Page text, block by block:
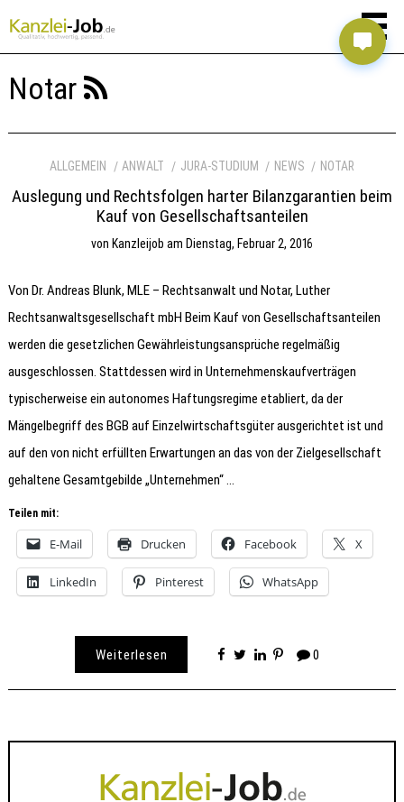
Notar
ALLGEMEIN ANWALT JURA-STUDIUM NEWS NOTAR
Auslegung und Rechtsfolgen harter Bilanzgarantien beim
Kauf von Gesellschaftsanteilen
von Kanzleijob am Dienstag, Februar 2, 2016
Von Dr. Andreas Blunk, MLE – Rechtsanwalt und Notar, Luther
Rechtsanwaltsgesellschaft mbH Beim Kauf von Gesellschaftsanteilen
werden die gesetzlichen Gewährleistungsansprüche regelmäßig
ausgeschlossen. Stattdessen wird in Unternehmenskaufverträgen
typischerweise ein autonomes Haftungsregime etabliert, da der
Mängelbegriff des BGB auf Einzelwirtschaftsgüter ausgerichtet ist und
auf den von nicht erfüllten Erwartungen an das von der Zielgesellschaft
gehaltene Gesamtgebilde „Unternehmen“ …
Teilen mit:
E-Mail Drucken Facebook X
LinkedIn Pinterest WhatsApp
Weiterlesen 0